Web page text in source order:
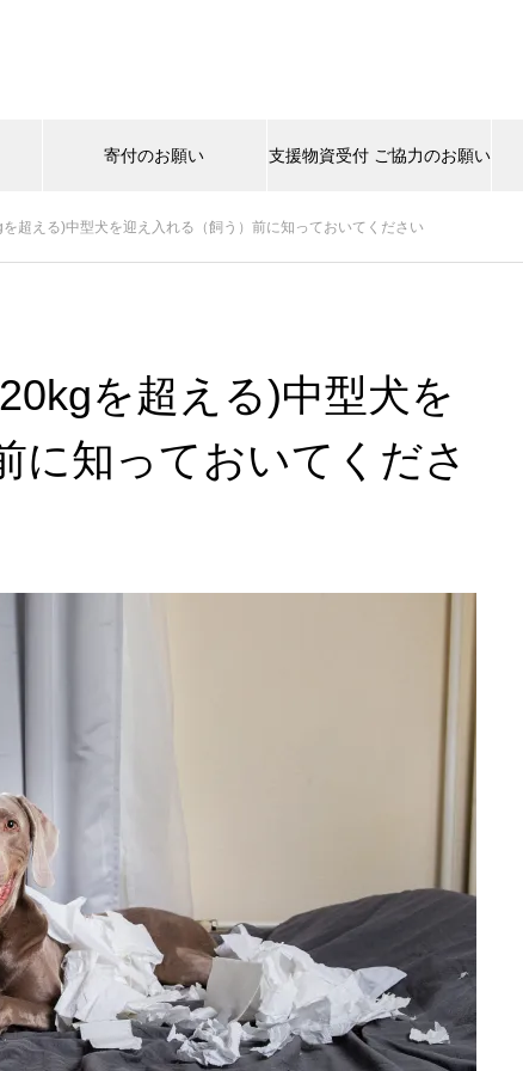
寄付のお願い 支援物資受付 ご協力のお願い
超える)中型犬を迎え入れる（飼う）前に知っておいてください
を超える)中型犬を
に知っておいてくださ